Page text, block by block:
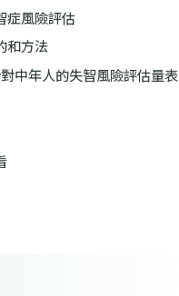
症風險評估
和方法
中年人的失智風險評估量表